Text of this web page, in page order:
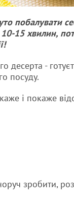
побалувати
15 хвилин,
десерта -
посуду.
і покаже
зробити,